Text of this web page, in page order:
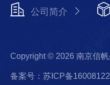
公司简介
Copyright © 2026 南京信
备案号：苏ICP备